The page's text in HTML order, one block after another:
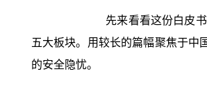
先来看看这份白皮
五大板块。用较长的篇幅聚焦于中
的安全隐忧。